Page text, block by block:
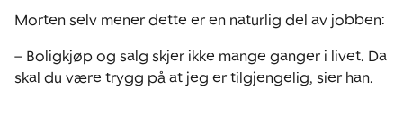
Morten selv mener dette er en naturlig del av jobben:
– Boligkjøp og salg skjer ikke mange ganger i livet. Da
skal du være trygg på at jeg er tilgjengelig, sier han.